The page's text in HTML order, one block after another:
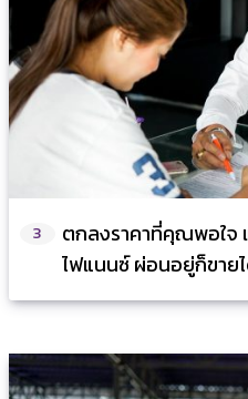
3
ตกลงราคาที่คุณพอใจ
ไฟแนนซ์ ผ่อนอยู่ก็ขาย